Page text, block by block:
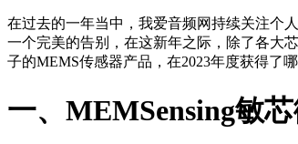
在过去的一年当中，我爱音频网持续关注个
一个完美的告别，在这新年之际，除了各大
子的MEMS传感器产品，在2023年度获得了
一、MEMSensing敏